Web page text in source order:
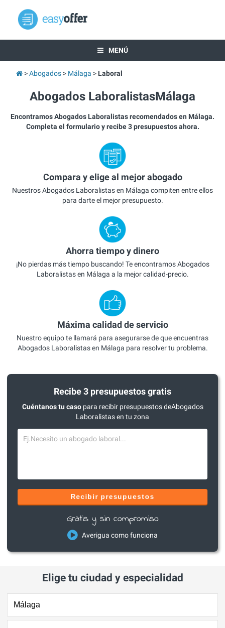
MENÚ
Abogados Málaga Laboral
Abogados LaboralistasMálaga
Encontramos Abogados Laboralistas recomendados en Málaga.
Completa el formulario y recibe 3 presupuestos ahora.
Compara y elige al mejor abogado
Nuestros Abogados Laboralistas en Málaga compiten entre ellos
para darte el mejor presupuesto.
Ahorra tiempo y dinero
¡No pierdas más tiempo buscando! Te encontramos Abogados
Laboralistas en Málaga a la mejor calidad-precio.
Máxima calidad de servicio
Nuestro equipo te llamará para asegurarse de que encuentras
Abogados Laboralistas en Málaga para resolver tu problema.
Recibe 3 presupuestos gratis
Cuéntanos tu casopara recibir presupuestos deAbogados
Laboralistas en tu zona
Recibir presupuestos
Gratis y sin compromiso
Averigua como funciona
Elige tu ciudad y especialidad